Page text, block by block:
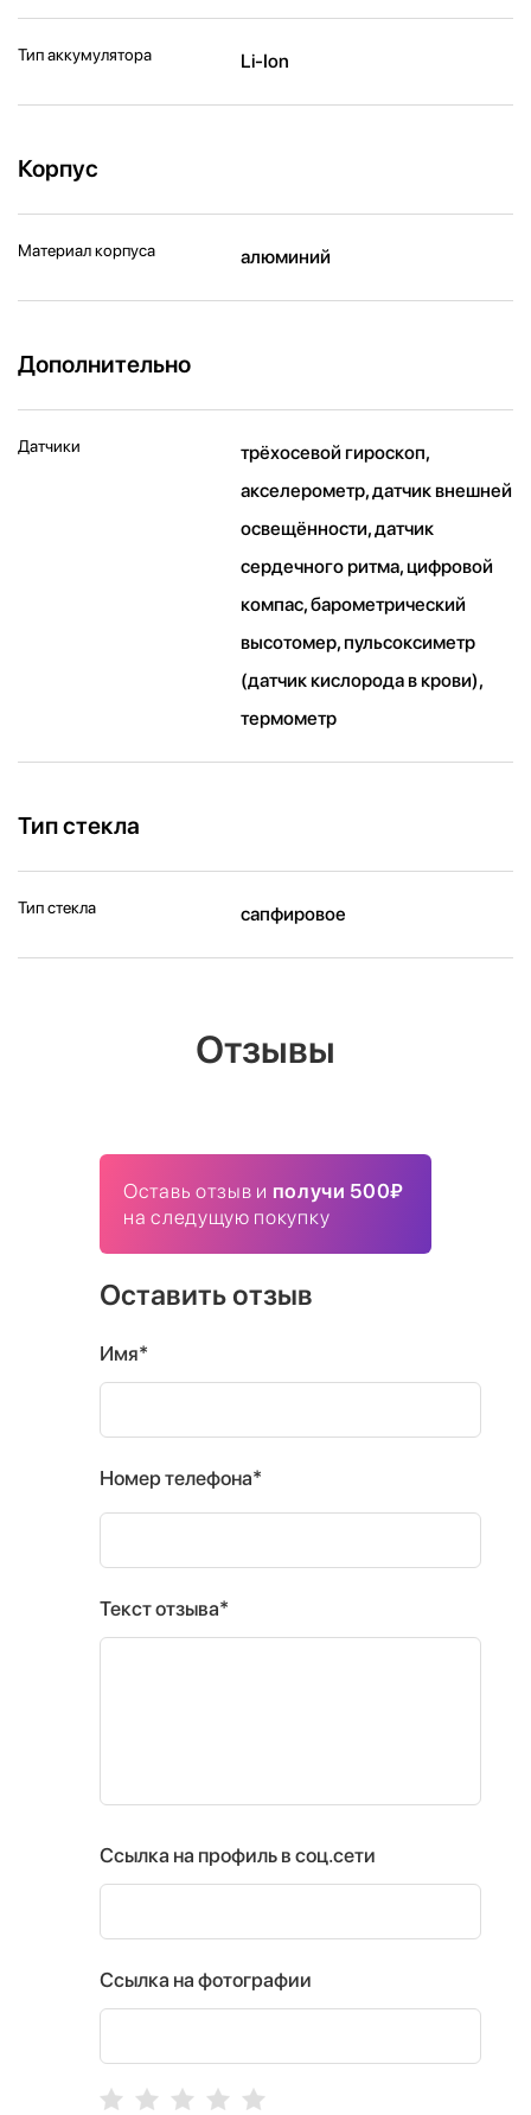
Тип аккумулятора Li-Ion
Корпус
Материал корпуса алюминий
Дополнительно
Датчики
трёхосевой гироскоп,
акселерометр, датчик внешней
освещённости, датчик
сердечного ритма, цифровой
компас, барометрический
высотомер, пульсоксиметр
(датчик кислорода в крови),
термометр
Тип стекла
Тип стекла сапфировое
Отзывы
Оставь отзыв и получи 500₽
на следущую покупку
Оставить отзыв
Имя*
Номер телефона*
Текст отзыва*
Ссылка на профиль в соц.сети
Ссылка на фотографии